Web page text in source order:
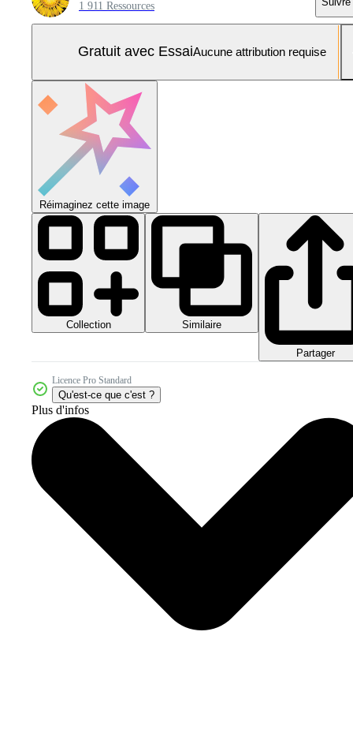
1 911 Ressources
Gratuit avec EssaiAucune attribution requise
Réimaginez cette image
Collection Similaire
Partager
Licence Pro Standard
Qu'est-ce que c'est ?
Plus d'infos